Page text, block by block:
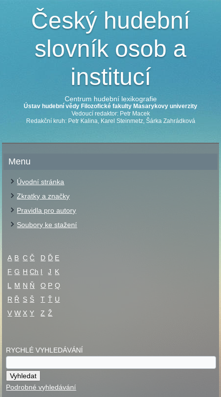
Český hudební
slovník osob a
institucí
Centrum hudební lexikografie
Ústav hudební vědy Filozofické fakulty Masarykovy univerzity
Vedoucí redaktor: Petr Macek
Redakční kruh: Petr Kalina, Karel Steinmetz, Šárka Zahrádková
Menu
Úvodní stránka
Zkratky a značky
Pravidla pro autory
Soubory ke stažení
A B C Č D Ď E
F G H Ch I J K
L
M N Ň O P Q
R Ř S Š T Ť U
V W X Y Z Ž
RYCHLÉ VYHLEDÁVÁNÍ
Podrobné vyhledávání